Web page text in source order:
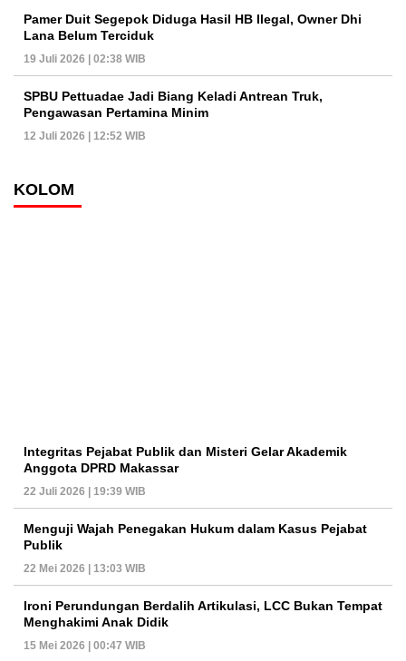
Pamer Duit Segepok Diduga Hasil HB Ilegal, Owner Dhi
Lana Belum Terciduk
19 Juli 2026 | 02:38 WIB
SPBU Pettuadae Jadi Biang Keladi Antrean Truk,
Pengawasan Pertamina Minim
12 Juli 2026 | 12:52 WIB
KOLOM
Integritas Pejabat Publik dan Misteri Gelar Akademik
Anggota DPRD Makassar
22 Juli 2026 | 19:39 WIB
Menguji Wajah Penegakan Hukum dalam Kasus Pejabat
Publik
22 Mei 2026 | 13:03 WIB
Ironi Perundungan Berdalih Artikulasi, LCC Bukan Tempat
Menghakimi Anak Didik
15 Mei 2026 | 00:47 WIB